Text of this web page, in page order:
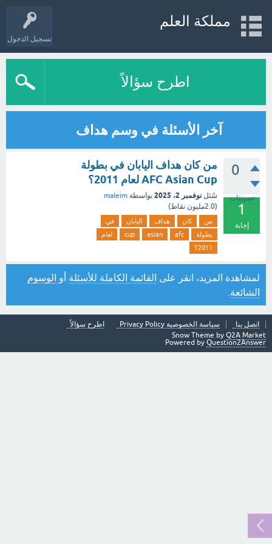
تسجيل الدخول
مملكة العلم
اطرح سؤالاً
آخر الأسئلة في وسم هداف
0
تصويتات
1
إجابة
من كان هداف اليابان في بطولة
AFC Asian Cup لعام 2011؟
سُئل نوفمبر 2، 2025 بواسطة maleim
(2.0مليون نقاط)
من كان هداف اليابان
في
بطولة
afc
asian
cup
لعام
2011؟
لمشاهدة المزيد، انقر على القائمة الكاملة للأسئلة أو الوسوم
الشائعة
اتصل بنا سياسة الخصوصية Privacy Policy
اطرح سؤالاً
Snow Theme by Q2A Market
Powered by Question2Answer